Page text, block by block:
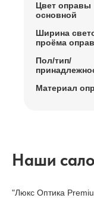
Цвет оправы
основной
Ширина
проёма
Пол/тип/
Материал
Наши
"Люкс Оптика